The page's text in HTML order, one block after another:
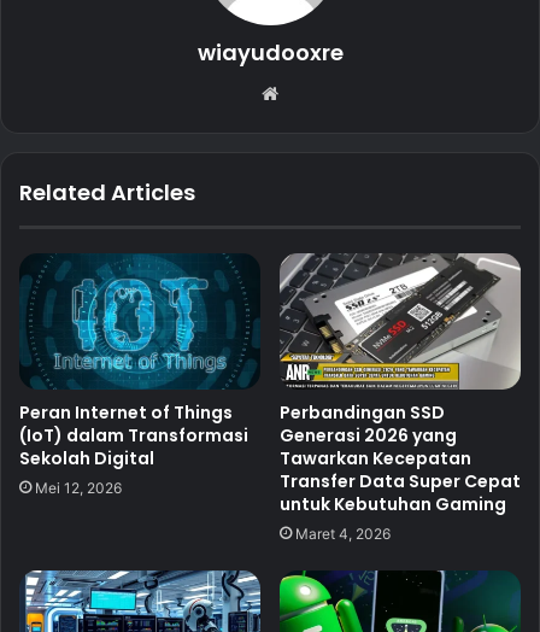
wiayudooxre
Related Articles
Peran Internet of Things
(IoT) dalam Transformasi
Sekolah Digital
Mei 12, 2026
Perbandingan SSD
Generasi 2026 yang
Tawarkan Kecepatan
Transfer Data Super Cepat
untuk Kebutuhan Gaming
Maret 4, 2026